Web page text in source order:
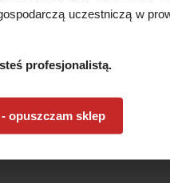
uczestniczą w
profesjonalistą.
- opuszczam sklep